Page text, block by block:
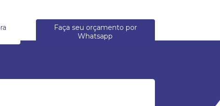
Faça seu orçamento por
Whatsapp